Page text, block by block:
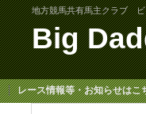
地方競馬共有馬主クラブ ビ
Big
レース情報等・お知らせはこ